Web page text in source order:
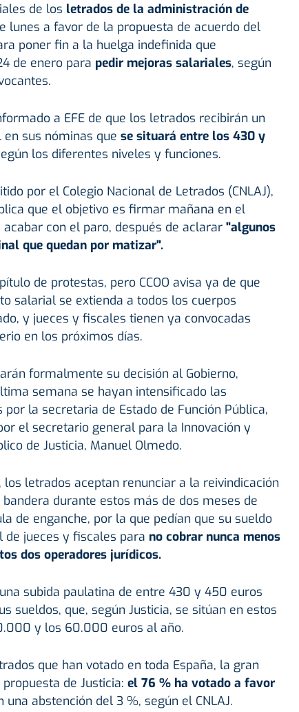
de los letrados de la administración de
lunes a favor de la propuesta de acuerdo del
poner fin a la huelga indefinida que
de enero para pedir mejoras salariales, según
a EFE de que los letrados recibirán un
sus nóminas que se situará entre los 430 y
los diferentes niveles y funciones.
por el Colegio Nacional de Letrados (CNLAJ),
que el objetivo es firmar mañana en el
con el paro, después de aclarar"algunos
que quedan por matizar".
de protestas, pero CCOO avisa ya de que
salarial se extienda a todos los cuerpos
y jueces y fiscales tienen ya convocadas
en los próximos días.
formalmente su decisión al Gobierno,
semana se hayan intensificado las
por la secretaria de Estado de Función Pública,
el secretario general para la Innovación y
de Justicia, Manuel Olmedo.
los letrados aceptan renunciar a la reivindicación
durante estos más de dos meses de
de enganche, por la que pedían que su sueldo
jueces y fiscales para no cobrar nunca menos
dos operadores jurídicos.
subida paulatina de entre 430 y 450 euros
sueldos, que, según Justicia, se sitúan en estos
y los 60.000 euros al año.
que han votado en toda España, la gran
de Justicia: el 76 % ha votado a favor
una abstención del 3 %, según el CNLAJ.